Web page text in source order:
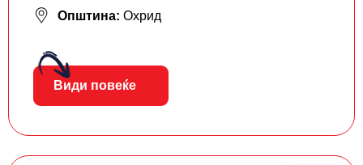
Општина: Охрид
Види повеќе